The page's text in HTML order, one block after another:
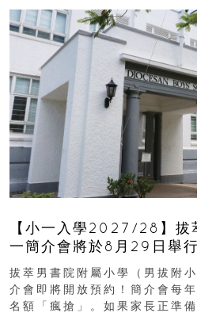
【小一入學2027/28】拔
一簡介會將於8月29日舉
｜更設有網上重溫
拔萃男書院附屬小學（男拔附
介會即將開放預約！簡介會每
名額「瘋搶」。如果家長正準